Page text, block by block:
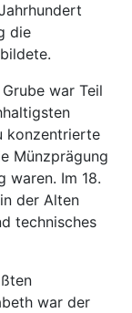
die
war Teil
konzentrierte
Münzprägung
waren. Im 18.
der Alten
technisches
war der